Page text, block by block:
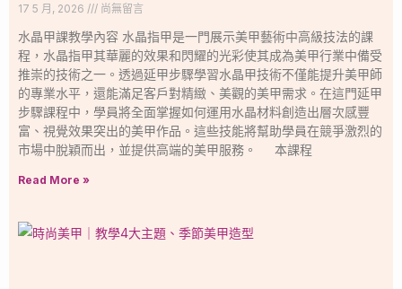
17 5 月, 2026 尚無留言
水晶甲課教學內容 水晶指甲是一門展示美甲藝術中高級技法的課
程，水晶指甲其華麗的效果和閃耀的光彩使其成為美甲行業中備受
推崇的技術之一。透過延甲步驟學習水晶甲技術不僅能提升美甲師
的專業水平，還能滿足客戶對精緻、美觀的美甲需求。在這門延甲
步驟課程中，學員將全面掌握如何運用水晶材料創造出層次感豐
富、視覺效果突出的美甲作品。這些技能將幫助學員在競爭激烈的
市場中脫穎而出，並提供高端的美甲服務。 本課程
Read More »